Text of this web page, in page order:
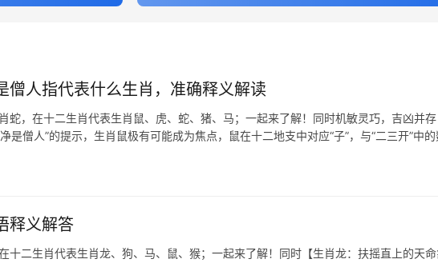
僧人指代表什么生肖，准确释义解读
蛇，在十二生肖代表生肖鼠、虎、蛇、猪、马；一起来了解！同时机敏灵巧，吉凶并存
是僧人”的提示，生肖鼠极有可能成为焦点，鼠在十二地支中对应“子”，与“二三开”中的
释义解答
十二生肖代表生肖龙、狗、马、鼠、猴；一起来了解！同时【生肖龙：扶摇直上的天命